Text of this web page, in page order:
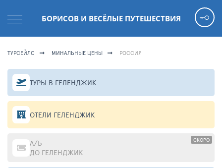
БОРИСОВ И ВЕСЁЛЫЕ ПУТЕШЕСТВИЯ
ТУРСЕЙЛС МИНАЛЬНЫЕ ЦЕНЫ РОССИЯ
ТУРЫ В ГЕЛЕНДЖИК
ОТЕЛИ ГЕЛЕНДЖИК
СКОРО
А/Б
ДО ГЕЛЕНДЖИК